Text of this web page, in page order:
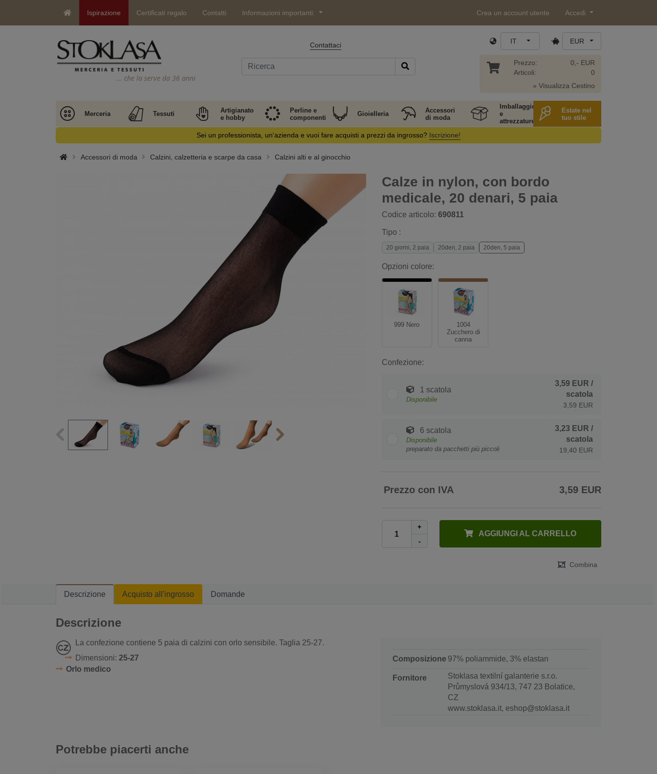
Ispirazione Certificati regalo Contatti Informazioni importanti: Crea un account utente Accedi
… che la serve da 36 anni
Contattaci IT EUR
Prezzo:
Articoli:
0,- EUR
0
» Visualizza Cestino
Merceria Tessuti
Artigianato
e hobby
Perline e
componenti
Gioielleria
Accessori
di moda
Imballaggio
e
attrezzature
Estate nel
tuo stile
Sei un professionista, un'azienda e vuoi fare acquisti a prezzi da ingrosso? Iscrizione!
Accessori di moda Calzini, calzetteria e scarpe da casa Calzini alti e al ginocchio
Calze in nylon, con bordo
medicale, 20 denari, 5 paia
Codice articolo: 690811
Tipo :
20 giorni, 2 paia 20den, 2 paia 20den, 5 paia
Opzioni colore:
999 Nero
1004
Zucchero di
canna
Confezione:
1 scatola
Disponibile
3,59 EUR /
scatola
3,59 EUR
6 scatola
Disponibile
preparato da pacchetti più piccoli
3,23 EUR /
scatola
19,40 EUR
Prezzo con IVA 3,59 EUR
+
-
AGGIUNGI AL CARRELLO
Combina
Descrizione Acquisto all'ingrosso Domande
Descrizione
La confezione contiene 5 paia di calzini con orlo sensibile. Taglia 25-27.
Dimensioni: 25-27
Orlo medico
Composizione 97% poliammide, 3% elastan
Fornitore
Stoklasa textilní galanterie s.r.o.
Průmyslová 934/13, 747 23 Bolatice,
CZ
www.stoklasa.it, eshop@stoklasa.it
Potrebbe piacerti anche